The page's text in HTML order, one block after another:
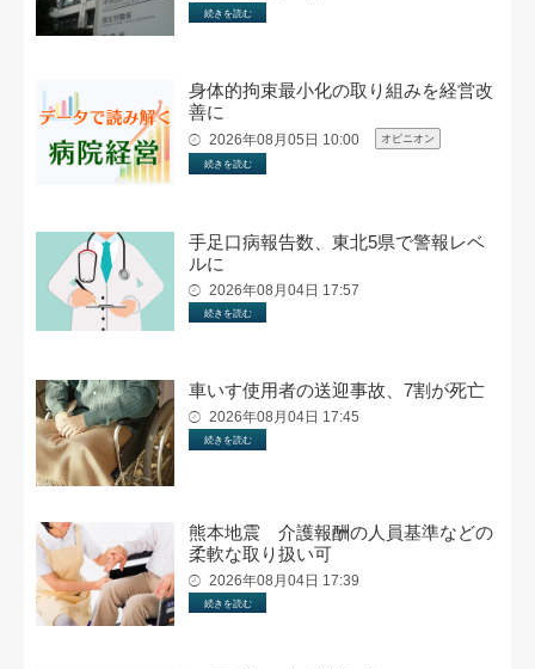
続きを読む
身体的拘束最小化の取り組みを経営改
善に
2026年08月05日 10:00 オピニオン
続きを読む
手足口病報告数、東北5県で警報レベ
ルに
2026年08月04日 17:57
続きを読む
車いす使用者の送迎事故、7割が死亡
2026年08月04日 17:45
続きを読む
熊本地震 介護報酬の人員基準などの
柔軟な取り扱い可
2026年08月04日 17:39
続きを読む